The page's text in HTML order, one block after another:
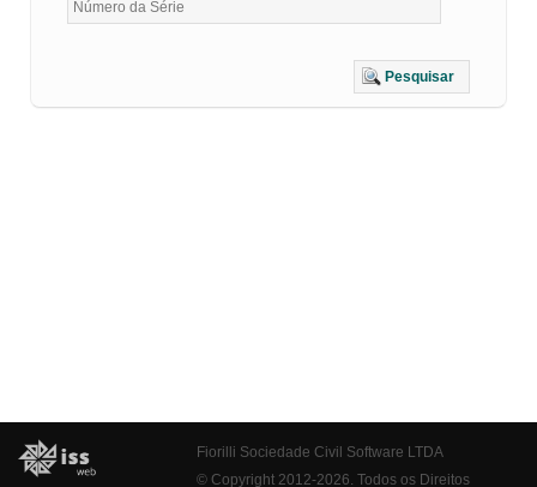
Pesquisar
Fiorilli Sociedade Civil Software LTDA
© Copyright 2012-2026. Todos os Direitos